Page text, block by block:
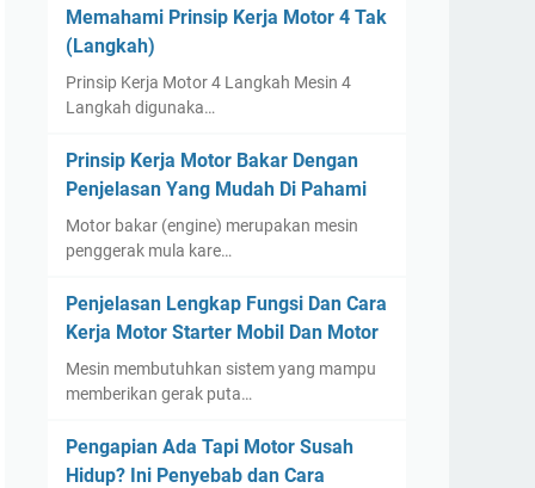
Memahami Prinsip Kerja Motor 4 Tak
(Langkah)
Prinsip Kerja Motor 4 Langkah Mesin 4
Langkah digunaka…
Prinsip Kerja Motor Bakar Dengan
Penjelasan Yang Mudah Di Pahami
Motor bakar (engine) merupakan mesin
penggerak mula kare…
Penjelasan Lengkap Fungsi Dan Cara
Kerja Motor Starter Mobil Dan Motor
Mesin membutuhkan sistem yang mampu
memberikan gerak puta…
Pengapian Ada Tapi Motor Susah
Hidup? Ini Penyebab dan Cara